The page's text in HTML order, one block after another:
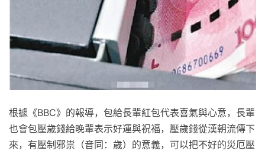
根據《BBC》的報導，包給長輩紅包代表喜氣與心意，長輩
也會包壓歲錢給晚輩表示好運與祝福，壓歲錢從漢朝流傳下
來，有壓制邪祟（音同：歲）的意義，可以把不好的災厄壓